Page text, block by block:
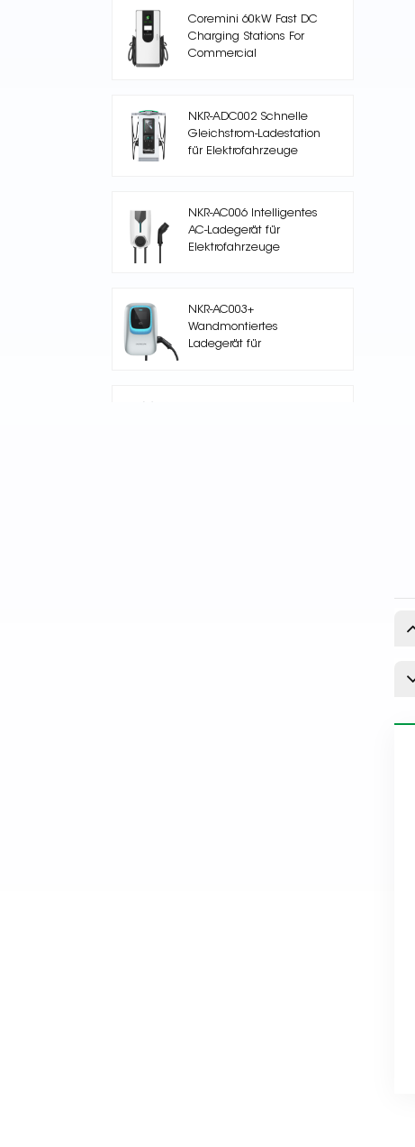
Coremini 60kW Fast DC
Charging Stations For
Commercial
NKR-ADC002 Schnelle
Gleichstrom-Ladestation
für Elektrofahrzeuge
NKR-AC006 Intelligentes
AC-Ladegerät für
Elektrofahrzeuge
NKR-AC003+
Wandmontiertes
Ladegerät für